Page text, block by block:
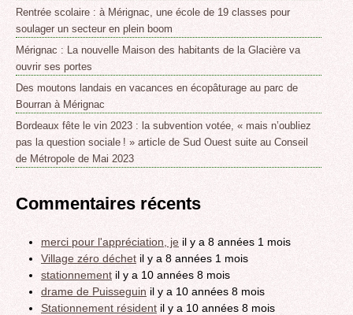
Rentrée scolaire : à Mérignac, une école de 19 classes pour
soulager un secteur en plein boom
Mérignac : La nouvelle Maison des habitants de la Glacière va
ouvrir ses portes
Des moutons landais en vacances en écopâturage au parc de
Bourran à Mérignac
Bordeaux fête le vin 2023 : la subvention votée, « mais n’oubliez
pas la question sociale ! » article de Sud Ouest suite au Conseil
de Métropole de Mai 2023
Commentaires récents
merci pour l'appréciation, je il y a 8 années 1 mois
Village zéro déchet il y a 8 années 1 mois
stationnement il y a 10 années 8 mois
drame de Puisseguin il y a 10 années 8 mois
Stationnement résident il y a 10 années 8 mois